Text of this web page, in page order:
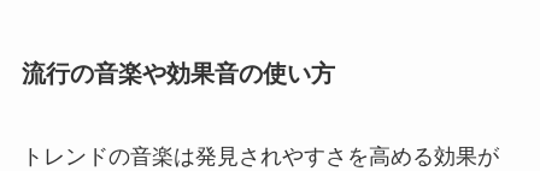
流行の音楽や効果音の使い方
トレンドの音楽は発見されやすさを高める効果が